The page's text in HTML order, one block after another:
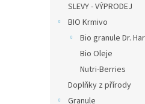
SLEVY - VÝPRODEJ
BIO Krmivo
Bio granule Dr.
Bio Oleje
Nutri-Berries
Doplňky z přírody
Granule